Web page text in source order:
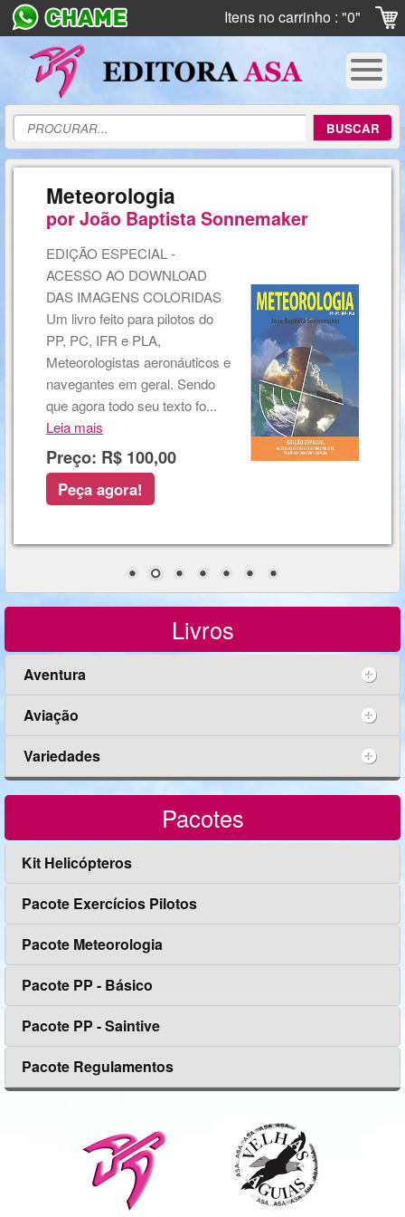
Itens no carrinho : "0"
Meteorologia
por João Baptista Sonnemaker
EDIÇÃO ESPECIAL -
ACESSO AO DOWNLOAD
DAS IMAGENS COLORIDAS
Um livro feito para pilotos do
PP, PC, IFR e PLA,
Meteorologistas aeronáuticos e
navegantes em geral. Sendo
que agora todo seu texto fo...
Leia mais
Preço: R$ 100,00
Peça agora!
Livros
Aventura
Aviação
Variedades
Pacotes
Kit Helicópteros
Pacote Exercícios Pilotos
Pacote Meteorologia
Pacote PP - Básico
Pacote PP - Saintive
Pacote Regulamentos